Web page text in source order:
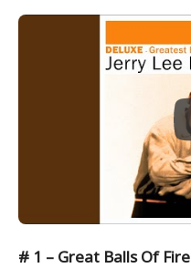
# 1 – Great Balls Of Fire